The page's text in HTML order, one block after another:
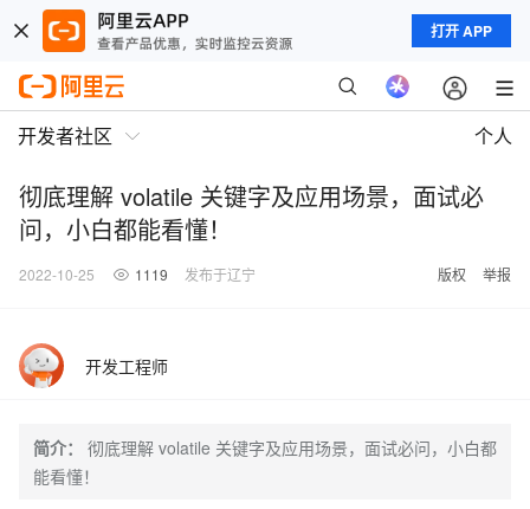
打开 APP
开发者社区 个人
彻底理解 volatile 关键字及应用场景，面试必
问，小白都能看懂！
2022-10-25 1119 发布于辽宁 版权 举报
开发工程师
简介：
彻底理解 volatile 关键字及应用场景，面试必问，小白都
能看懂！